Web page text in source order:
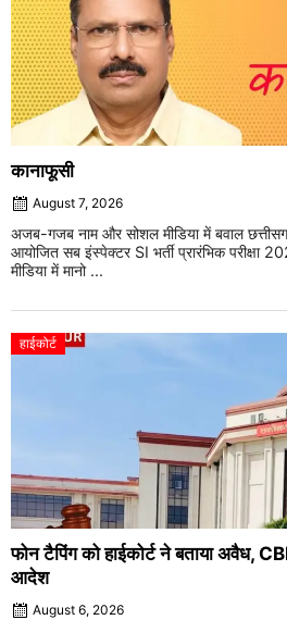
कानाफूसी
August 7, 2026
अजब-गजब नाम और सोशल मीडिया में बवाल
आयोजित सब इंस्पेक्टर SI भर्ती प्रारंभिक परीक्षा
मीडिया में मानो ...
हाईकोर्ट
फोन टैपिंग को हाईकोर्ट ने बताया अवैध,
आदेश
August 6, 2026